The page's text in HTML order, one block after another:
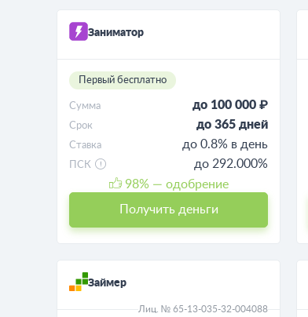
Заниматор
Первый бесплатно
Сумма до 100 000 ₽
Срок до 365 дней
Ставка до 0.8% в день
ПСК
до 292.000%
98% — одобрение
Получить деньги
Займер
Лиц. № 65-13-035-32-004088